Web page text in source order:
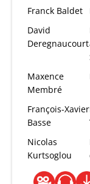
Franck Baldet
David
Deregnaucourt
Maxence
Membré
François-Xavier
Basse
Nicolas
Kurtsoglou